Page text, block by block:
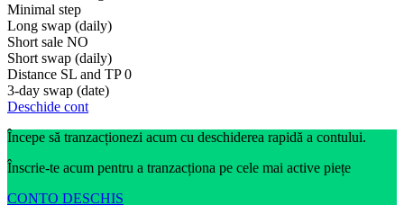
Minimal step
Long swap (daily)
Short sale NO
Short swap (daily)
Distance SL and TP 0
3-day swap (date)
Deschide cont
Începe să tranzacționezi acum cu deschiderea rapidă a contului.
Înscrie-te acum pentru a tranzacționa pe cele mai active piețe
CONTO DESCHIS